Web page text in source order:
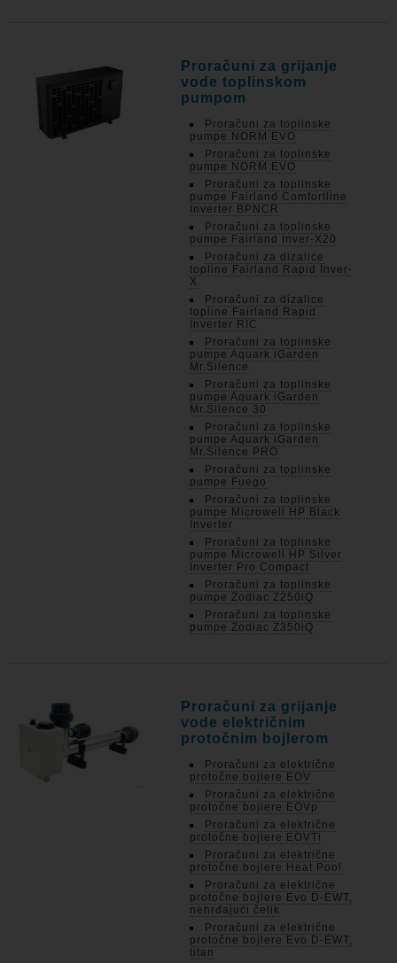
Proračuni za grijanje
vode toplinskom
pumpom
Proračuni za toplinske
pumpe NORM EVO
Proračuni za toplinske
pumpe NORM EVO
Proračuni za toplinske
pumpe Fairland Comfortline
Inverter BPNCR
Proračuni za toplinske
pumpe Fairland Inver-X20
Proračuni za dizalice
topline Fairland Rapid Inver-
X
Proračuni za dizalice
topline Fairland Rapid
Inverter RIC
Proračuni za toplinske
pumpe Aquark iGarden
Mr.Silence
Proračuni za toplinske
pumpe Aquark iGarden
Mr.Silence 30
Proračuni za toplinske
pumpe Aquark iGarden
Mr.Silence PRO
Proračuni za toplinske
pumpe Fuego
Proračuni za toplinske
pumpe Microwell HP Black
Inverter
Proračuni za toplinske
pumpe Microwell HP Silver
Inverter Pro Compact
Proračuni za toplinske
pumpe Zodiac Z250iQ
Proračuni za toplinske
pumpe Zodiac Z350iQ
Proračuni za grijanje
vode električnim
protočnim bojlerom
Proračuni za električne
protočne bojlere EOV
Proračuni za električne
protočne bojlere EOVp
Proračuni za električne
protočne bojlere EOVTi
Proračuni za električne
protočne bojlere Heat Pool
Proračuni za električne
protočne bojlere Evo D-EWT,
nehrđajući čelik
Proračuni za električne
protočne bojlere Evo D-EWT,
titan